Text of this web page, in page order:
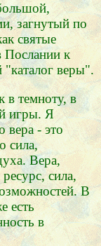
загнутый по
святые
Послании к
"каталог веры".
в темноту, в
игры. Я
вера - это
сила,
Вера,
сила,
В
есть
в